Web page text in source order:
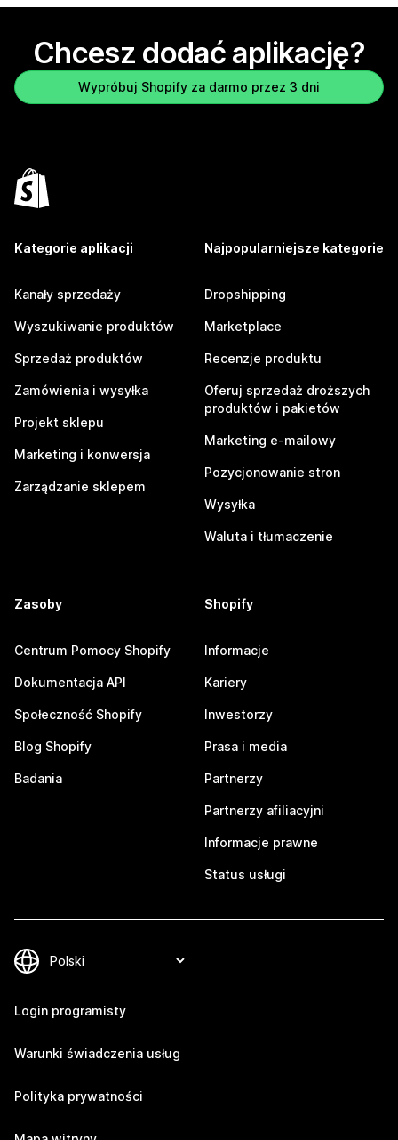
Chcesz dodać aplikację?
Wypróbuj Shopify za darmo przez 3 dni
Kategorie aplikacji
Kanały sprzedaży
Wyszukiwanie produktów
Sprzedaż produktów
Zamówienia i wysyłka
Projekt sklepu
Marketing i konwersja
Zarządzanie sklepem
Najpopularniejsze kategorie
Dropshipping
Marketplace
Recenzje produktu
Oferuj sprzedaż droższych
produktów i pakietów
Marketing e-mailowy
Pozycjonowanie stron
Wysyłka
Waluta i tłumaczenie
Zasoby
Centrum Pomocy Shopify
Dokumentacja API
Społeczność Shopify
Blog Shopify
Badania
Shopify
Informacje
Kariery
Inwestorzy
Prasa i media
Partnerzy
Partnerzy afiliacyjni
Informacje prawne
Status usługi
Login programisty
Warunki świadczenia usług
Polityka prywatności